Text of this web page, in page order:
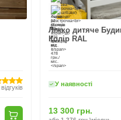
відгуків
Ліжко дитяче
Колір RAL
У наявності
13 300 грн.